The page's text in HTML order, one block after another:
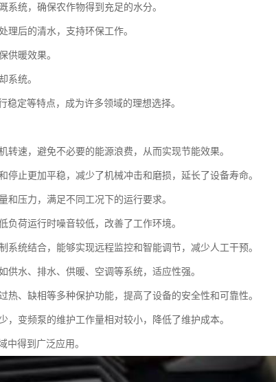
系统，确保农作物得到充足的水分。
理后的清水，支持环保工作。
供暖效果。
系统。
定等特点，成为许多领域的理想选择。
转速，避免不必要的能源浪费，从而实现节能效果。
停止更加平稳，减少了机械冲击和磨损，延长了设备寿命。
和压力，满足不同工况下的运行要求。
负荷运行时噪音较低，改善了工作环境。
系统结合，能够实现远程监控和智能调节，减少人工干预。
供水、排水、供暖、空调等系统，适应性强。
热、缺相等多种保护功能，提高了设备的安全性和可靠性。
，变频泵的维护工作量相对较小，降低了维护成本。
中得到广泛应用。